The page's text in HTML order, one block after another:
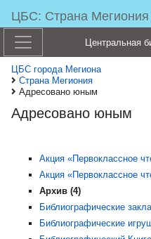
ЦБС: Страна Мегиония
Центральная
ЦБС города Мегиона
Страна Мегиония
Адресовано юным
Адресовано юным
Акция «Первоклассное
Акция «Первоклассное
Архив (4)
Библиографические
Библиографические